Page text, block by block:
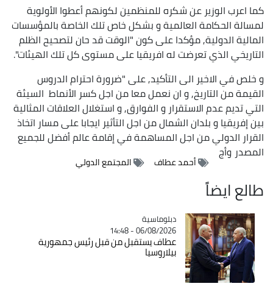
كما اعرب الوزير عن شكره للمنظمين لكونهم أعطوا الأولوية
لمسالة الحكامة العالمية و بشكل خاص تلك الخاصة بالمؤسسات
المالية الدولية, مؤكدا على كون "الوقت قد حان لتصحيح الظلم
التاريخي الذي تعرضت له افريقيا على مستوى كل تلك الهيئات".
و خلص في الاخير الى التأكيد, على "ضرورة احترام الدروس
القيمة من التاريخ, و ان نعمل معا من اجل كسر الأنماط السيئة
التي تديم عدم الاستقرار و الفوارق, و استغلال العلاقات المثالية
بين إفريقيا و بلدان الشمال من اجل التأثير ايجابا على مسار اتخاذ
القرار الدولي من اجل المساهمة في إقامة عالم أفضل للجميع
المصدروأج
أحمد عطاف المجتمع الدولي
طالع ايضاً
Catégorie
دبلوماسية
06/08/2026 - 14:48
عطاف يستقبل من قبل رئيس جمهورية
بيلاروسيا